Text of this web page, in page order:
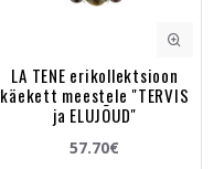
LA TENE erikollektsioon
käekett meestele "TERVIS
ja ELUJÕUD"
57.70€